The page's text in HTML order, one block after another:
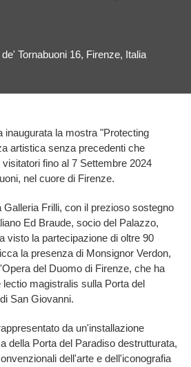
Tornabuoni 16, Firenze, Italia
inaugurata la mostra "Protecting
artistica senza precedenti che
fino al 7 Settembre 2024
nel cuore di Firenze.
Galleria Frilli, con il prezioso sostegno
Ed Braude, socio del Palazzo,
visto la partecipazione di oltre 90
la presenza di Monsignor Verdon,
del Duomo di Firenze, che ha
magistralis sulla Porta del
San Giovanni.
da un'installazione
della Porta del Paradiso destrutturata,
dell'arte e dell'iconografia